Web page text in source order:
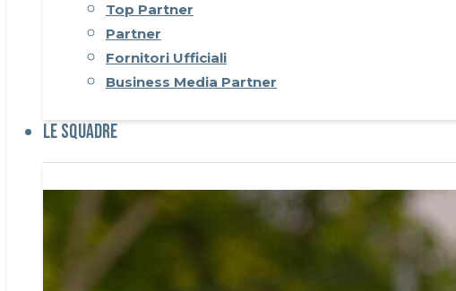
Top Partner
Partner
Fornitori Ufficiali
Business Media Partner
Le Squadre